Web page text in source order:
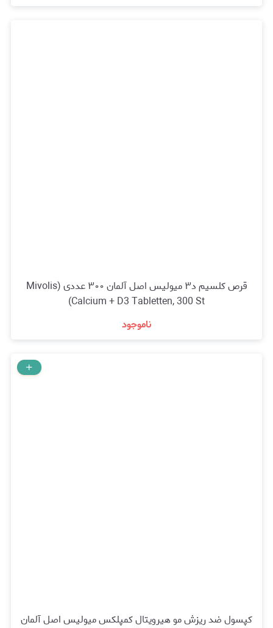
قرص کلسیم د۳ میولیس اصل آلمان ۳۰۰ عددی (Mivolis
Calcium + D3 Tabletten, 300 St)
ناموجود
کپسول ضد ریزش مو هیرویتال کمپلکس میولیس اصل آلمان